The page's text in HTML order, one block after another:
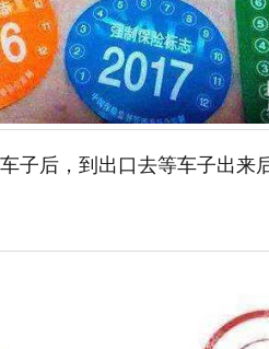
子后，到出口去等车子出